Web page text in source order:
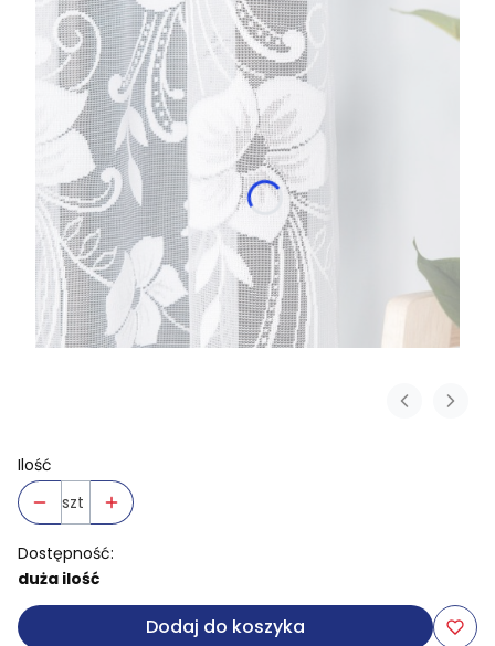
Ilość
szt
Dostępność:
duża ilość
Dodaj do koszyka